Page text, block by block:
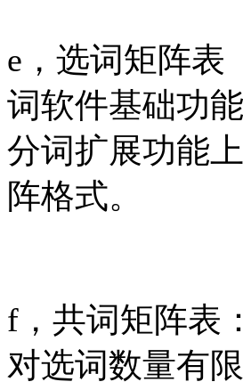
e，选词矩阵表
词软件基础功
分词扩展功能
阵格式。
f，共词矩阵表
对选词数量有